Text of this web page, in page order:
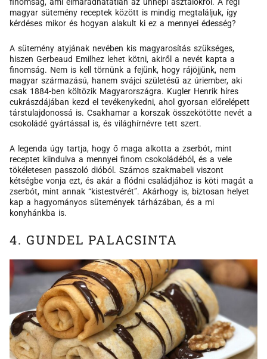
finomság, ami elmaradhatatlan az ünnepi asztalokról. A régi
magyar sütemény receptek között is mindig megtaláljuk, így
kérdéses mikor és hogyan alakult ki ez a mennyei édesség?
A sütemény atyjának nevében kis magyarosítás szükséges,
hiszen Gerbeaud Emilhez lehet kötni, akiről a nevét kapta a
finomság. Nem is kell törnünk a fejünk, hogy rájöjjünk, nem
magyar származású, hanem svájci születésű az úriember, aki
csak 1884-ben költözik Magyarországra. Kugler Henrik híres
cukrászdájában kezd el tevékenykedni, ahol gyorsan előrelépett
társtulajdonossá is. Csakhamar a korszak összekötötte nevét a
csokoládé gyártással is, és világhírnévre tett szert.
A legenda úgy tartja, hogy ő maga alkotta a zserbót, mint
receptet kiindulva a mennyei finom csokoládéból, és a vele
tökéletesen passzoló dióból. Számos szakmabeli viszont
kétségbe vonja ezt, és akár a flódni családjához is köti magát a
zserbót, mint annak “kistestvérét”. Akárhogy is, biztosan helyet
kap a hagyományos sütemények tárházában, és a mi
konyhánkba is.
4. GUNDEL PALACSINTA